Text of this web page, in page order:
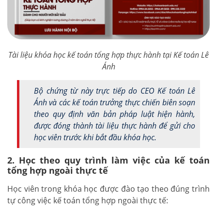
Tài liệu khóa học kế toán tổng hợp thực hành tại Kế toán Lê
Ánh
Bộ chứng từ này trực tiếp do CEO Kế toán Lê
Ánh và các kế toán trưởng thực chiến biên soạn
theo quy định văn bản pháp luật hiện hành,
được đóng thành tài liệu thực hành để gửi cho
học viên trước khi bắt đầu khóa học.
2. Học theo quy trình làm việc của kế toán
tổng hợp ngoài thực tế
Học viên trong khóa học được đào tạo theo đúng trình
tự công việc kế toán tổng hợp ngoài thực tế: